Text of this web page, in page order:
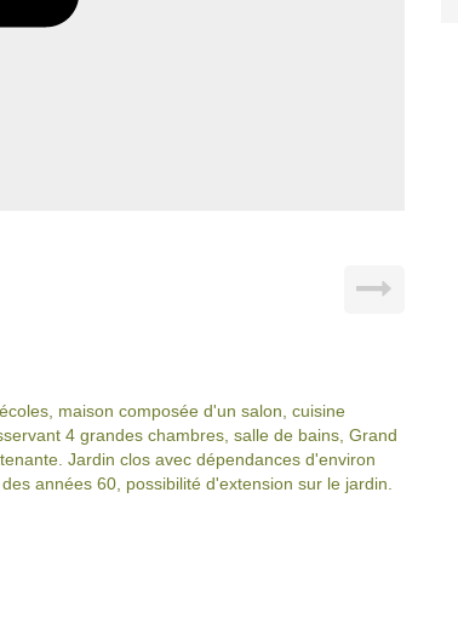
maison composée d'un salon, cuisine
4 grandes chambres, salle de bains, Grand
Jardin clos avec dépendances d'environ
années 60, possibilité d'extension sur le jardin.